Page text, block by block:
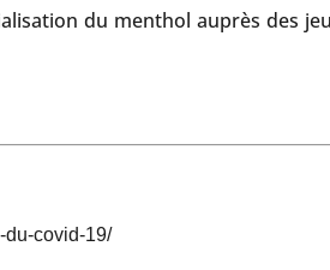
du menthol auprès des
du-covid-19/